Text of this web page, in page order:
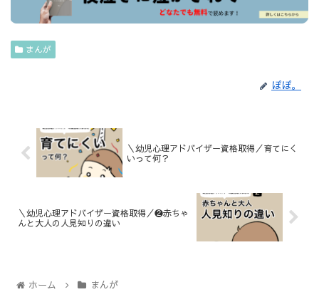
まんが
ぽぽ。
＼幼児心理アドバイザー資格取得／育てにく
いって何？
＼幼児心理アドバイザー資格取得／❷赤ちゃ
んと大人の人見知りの違い
ホーム まんが